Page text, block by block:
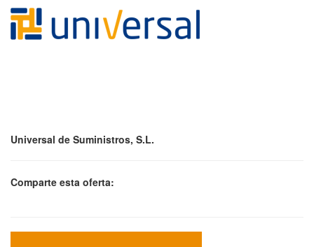
Universal de Suministros, S.L.
Comparte esta oferta: